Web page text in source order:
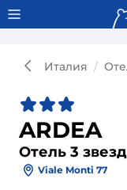
Тонкости
Италия
ARDEA
Отель 3
Viale Monti 77